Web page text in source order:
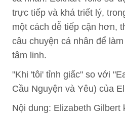
trực tiếp và khá triết lý,
một cách dễ tiếp cận hơn,
câu chuyện cá nhân để
tâm linh.
"Khi 'tôi' tỉnh giấc" so với
Cầu Nguyện và Yêu) của
Nội dung: Elizabeth Gilbert